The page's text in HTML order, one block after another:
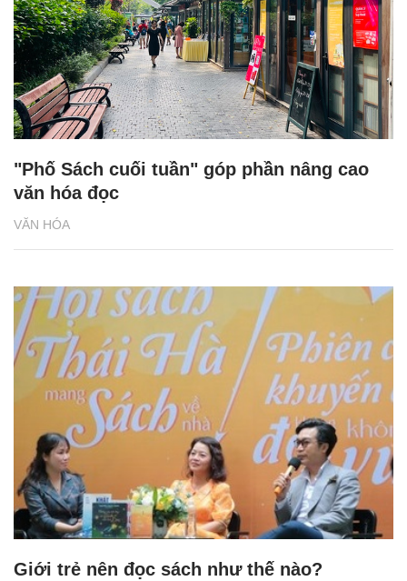
VĂN HÓA
"Phố Sách cuối tuần" góp phần nâng cao
văn hóa đọc
Giới trẻ nên đọc sách như thế nào?